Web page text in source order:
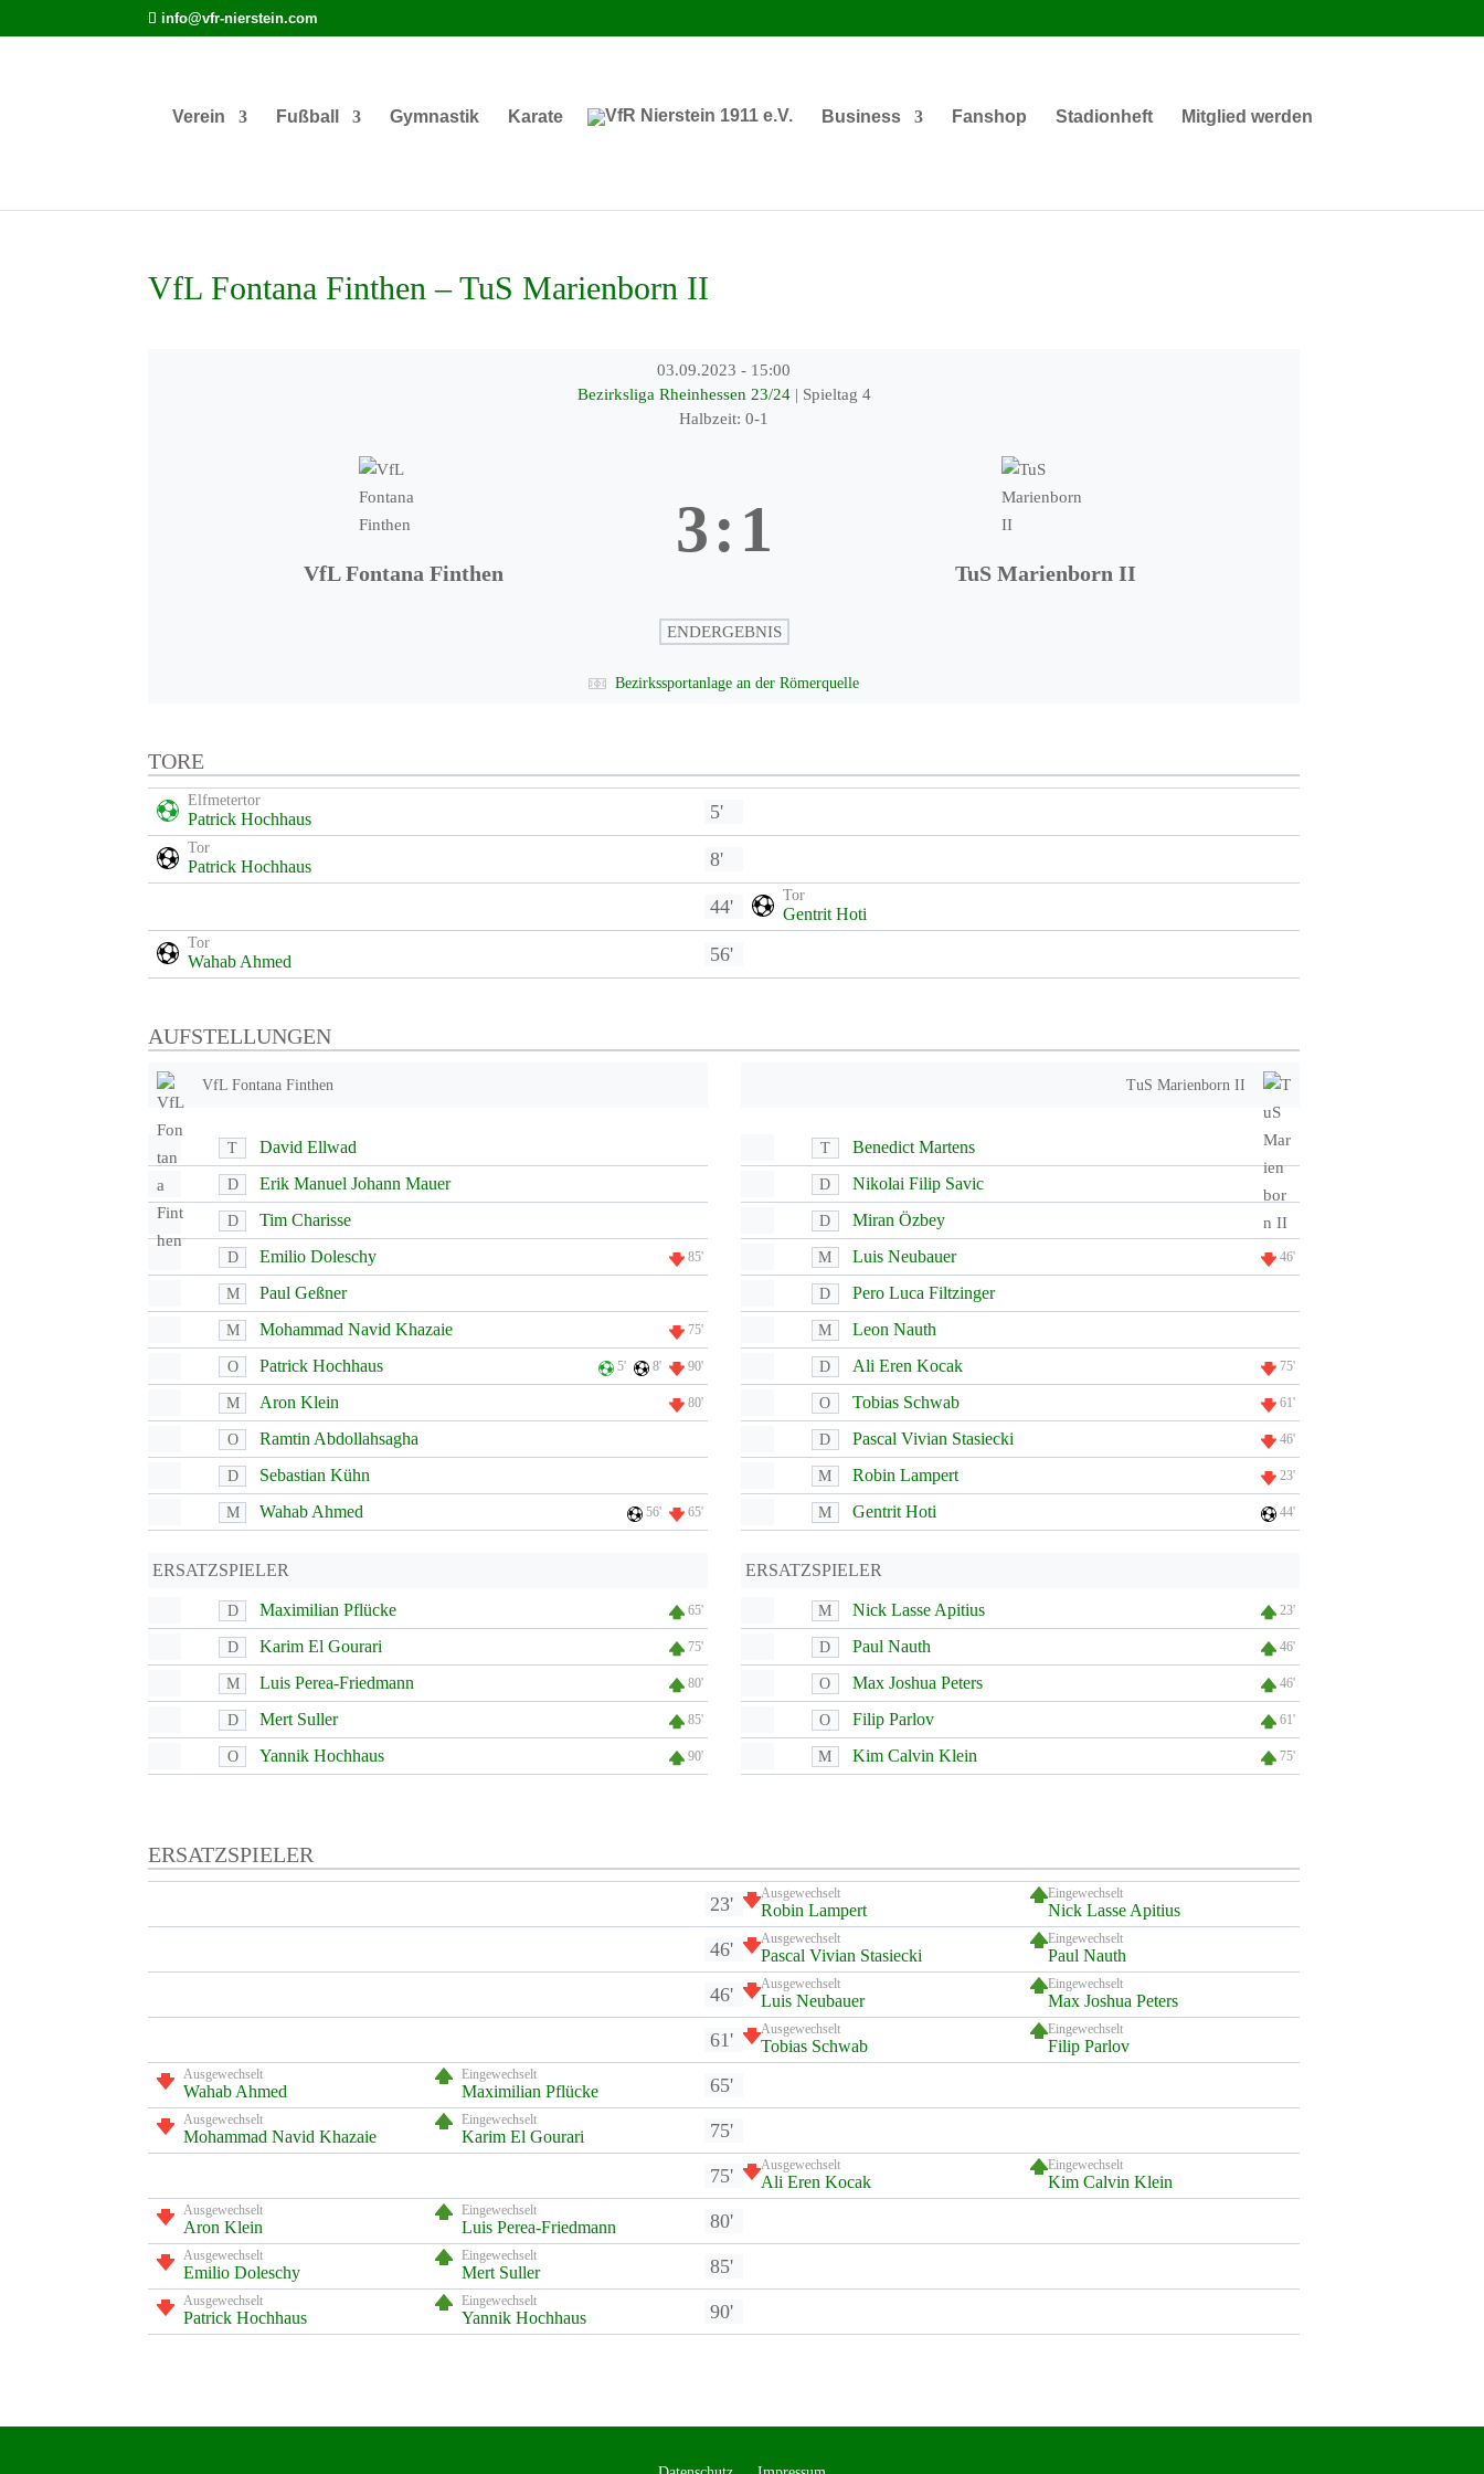
info@vfr-nierstein.com
Verein Fußball Gymnastik Karate Business Fanshop Stadionheft Mitglied werden
VfL Fontana Finthen – TuS Marienborn II
03.09.2023 - 15:00
Bezirksliga Rheinhessen 23/24 | Spieltag 4
Halbzeit: 0-1
VfL Fontana Finthen
3:1
TuS Marienborn II
ENDERGEBNIS
Bezirkssportanlage an der Römerquelle
TORE
Elfmetertor
Patrick Hochhaus 5'
Tor
Patrick Hochhaus 8'
44'
Tor
Gentrit Hoti
Tor
Wahab Ahmed 56'
AUFSTELLUNGEN
VfL Fontana Finthen
T David Ellwad
D Erik Manuel Johann Mauer
D Tim Charisse
D Emilio Doleschy 85'
M Paul Geßner
M Mohammad Navid Khazaie 75'
O Patrick Hochhaus 5' 8' 90'
M Aron Klein 80'
O Ramtin Abdollahsagha
D Sebastian Kühn
M Wahab Ahmed 56' 65'
ERSATZSPIELER
D Maximilian Pflücke 65'
D Karim El Gourari 75'
M Luis Perea-Friedmann 80'
D Mert Suller 85'
O Yannik Hochhaus 90'
TuS Marienborn II
T Benedict Martens
D Nikolai Filip Savic
D Miran Özbey
M Luis Neubauer 46'
D Pero Luca Filtzinger
M Leon Nauth
D Ali Eren Kocak 75'
O Tobias Schwab 61'
D Pascal Vivian Stasiecki 46'
M Robin Lampert 23'
M Gentrit Hoti 44'
ERSATZSPIELER
M Nick Lasse Apitius 23'
D Paul Nauth 46'
O Max Joshua Peters 46'
O Filip Parlov 61'
M Kim Calvin Klein 75'
ERSATZSPIELER
23' Ausgewechselt
Robin Lampert
Eingewechselt
Nick Lasse Apitius
46' Ausgewechselt
Pascal Vivian Stasiecki
Eingewechselt
Paul Nauth
46' Ausgewechselt
Luis Neubauer
Eingewechselt
Max Joshua Peters
61' Ausgewechselt
Tobias Schwab
Eingewechselt
Filip Parlov
Ausgewechselt
Wahab Ahmed
Eingewechselt
Maximilian Pflücke 65'
Ausgewechselt
Mohammad Navid Khazaie
Eingewechselt
Karim El Gourari 75'
75' Ausgewechselt
Ali Eren Kocak
Eingewechselt
Kim Calvin Klein
Ausgewechselt
Aron Klein
Eingewechselt
Luis Perea-Friedmann 80'
Ausgewechselt
Emilio Doleschy
Eingewechselt
Mert Suller 85'
Ausgewechselt
Patrick Hochhaus
Eingewechselt
Yannik Hochhaus 90'